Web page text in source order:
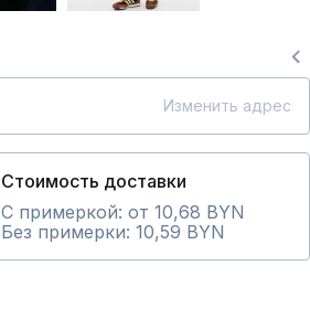
Изменить адрес
Стоимость доставки
С примеркой: от 10,68 BYN
Без примерки: 10,59 BYN